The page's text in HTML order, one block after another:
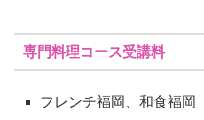
専門料理コース受講料
フレンチ福岡、和食福岡